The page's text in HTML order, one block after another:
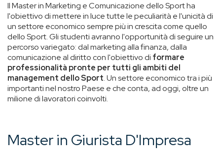
Il Master in Marketing e Comunicazione dello Sport ha
l'obiettivo di mettere in luce tutte le peculiarità e l'unicità di
un settore economico sempre più in crescita come quello
dello Sport. Gli studenti avranno l'opportunità di seguire un
percorso variegato: dal marketing alla finanza, dalla
comunicazione al diritto con l'obiettivo di formare
professionalità pronte per tutti gli ambiti del
management dello Sport. Un settore economico tra i più
importanti nel nostro Paese e che conta, ad oggi, oltre un
milione di lavoratori coinvolti.
Master in Giurista D'Impresa